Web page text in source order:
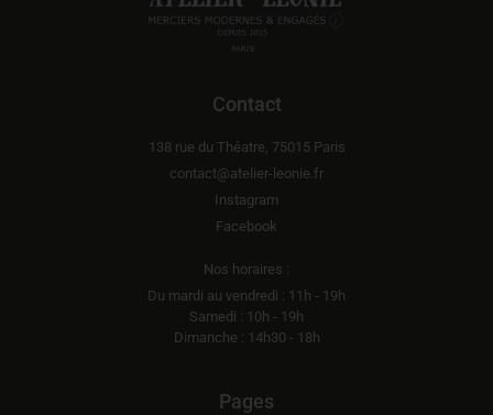
Contact
138 rue du Théatre, 75015 Paris
contact@atelier-leonie.fr
Instagram
Facebook
Nos horaires :
Du mardi au vendredi : 11h - 19h
Samedi : 10h - 19h
Dimanche : 14h30 - 18h
Pages